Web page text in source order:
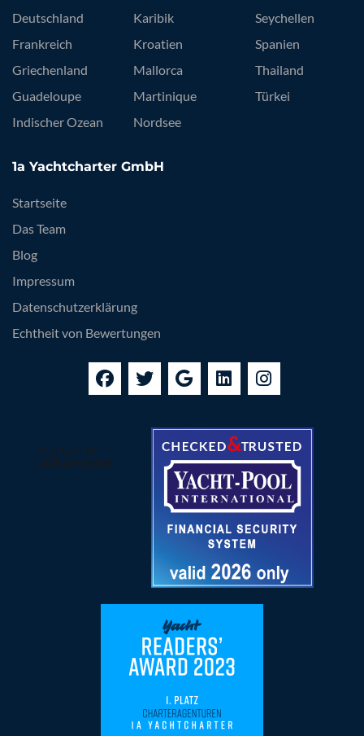
Deutschland
Frankreich
Griechenland
Guadeloupe
Indischer Ozean
Karibik
Kroatien
Mallorca
Martinique
Nordsee
Seychellen
Spanien
Thailand
Türkei
1a Yachtcharter GmbH
Startseite
Das Team
Blog
Impressum
Datenschutzerklärung
Echtheit von Bewertungen